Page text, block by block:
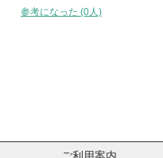
参考になった (0人)
ご利用案内